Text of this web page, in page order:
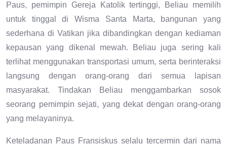
Paus, pemimpin Gereja Katolik tertinggi, Beliau memilih
untuk tinggal di Wisma Santa Marta, bangunan yang
sederhana di Vatikan jika dibandingkan dengan kediaman
kepausan yang dikenal mewah. Beliau juga sering kali
terlihat menggunakan transportasi umum, serta berinteraksi
langsung dengan orang-orang dari semua lapisan
masyarakat. Tindakan Beliau menggambarkan sosok
seorang pemimpin sejati, yang dekat dengan orang-orang
yang melayaninya.
Keteladanan Paus Fransiskus selalu tercermin dari nama